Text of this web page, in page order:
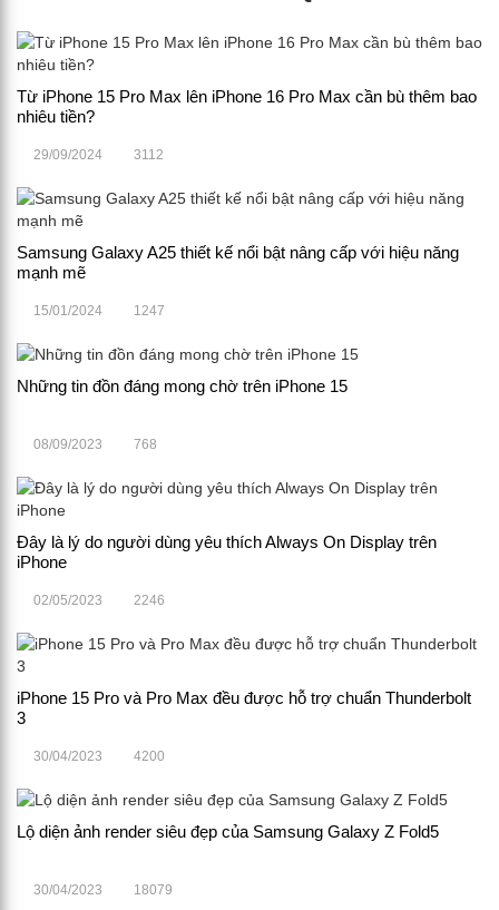
Từ iPhone 15 Pro Max lên iPhone 16 Pro Max cần bù thêm bao
nhiêu tiền?
29/09/2024 3112
Samsung Galaxy A25 thiết kế nổi bật nâng cấp với hiệu năng
mạnh mẽ
15/01/2024 1247
Những tin đồn đáng mong chờ trên iPhone 15
08/09/2023 768
Đây là lý do người dùng yêu thích Always On Display trên
iPhone
02/05/2023 2246
iPhone 15 Pro và Pro Max đều được hỗ trợ chuẩn Thunderbolt
3
30/04/2023 4200
Lộ diện ảnh render siêu đẹp của Samsung Galaxy Z Fold5
30/04/2023 18079